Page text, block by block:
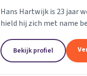
Hans Hartwijk is 23 jaar
hield hij zich met name
Bekijk profiel